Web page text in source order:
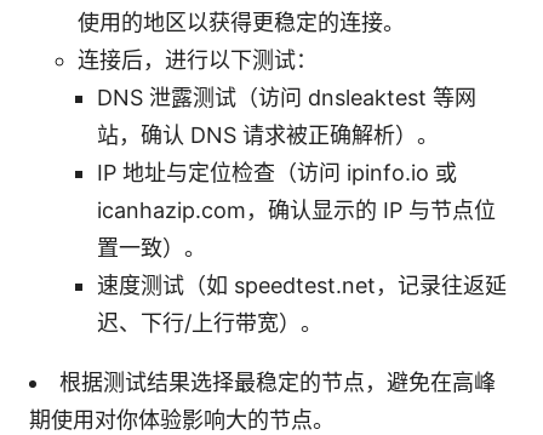
使用的地区以获得更稳定的连接。
连接后，进行以下测试：
DNS 泄露测试（访问 dnsleaktest 等网
站，确认 DNS 请求被正确解析）。
IP 地址与定位检查（访问 ipinfo.io 或
icanhazip.com，确认显示的 IP 与节点位
置一致）。
速度测试（如 speedtest.net，记录往返延
迟、下行/上行带宽）。
根据测试结果选择最稳定的节点，避免在高峰
期使用对你体验影响大的节点。